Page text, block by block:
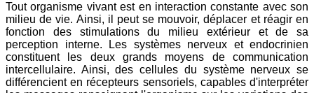
Tout organisme vivant est en interaction constante avec son
milieu de vie. Ainsi, il peut se mouvoir, déplacer et réagir en
fonction des stimulations du milieu extérieur et de sa
perception interne. Les systèmes nerveux et endocrinien
constituent les deux grands moyens de communication
intercellulaire. Ainsi, des cellules du système nerveux se
différencient en récepteurs sensoriels, capables d'interpréter